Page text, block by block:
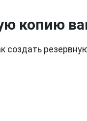
копию
создать